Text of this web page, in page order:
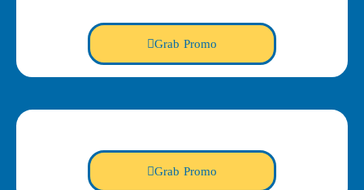
Grab Promo
Grab Promo